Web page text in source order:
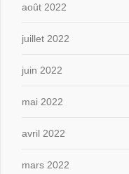
août 2022
juillet 2022
juin 2022
mai 2022
avril 2022
mars 2022